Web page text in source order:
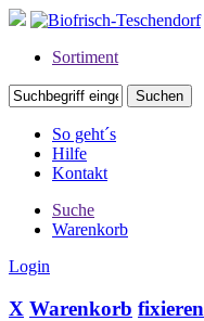
Sortiment
So geht´s
Hilfe
Kontakt
Suche
Warenkorb
Login
X Warenkorb fixieren